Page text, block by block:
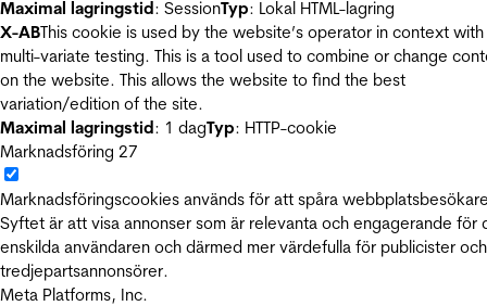
Maximal lagringstid: SessionTyp: Lokal HTML-lagring
X-ABThis cookie is used by the website’s operator in context with
multi-variate testing. This is a tool used to combine or change
on the website. This allows the website to find the best
variation/edition of the site.
Maximal lagringstid: 1 dagTyp: HTTP-cookie
Marknadsföring 27
Marknadsföringscookies används för att spåra
Syftet är att visa annonser som är relevanta och engagerande för
enskilda användaren och därmed mer värdefulla för publicister och
tredjepartsannonsörer.
Meta Platforms, Inc.